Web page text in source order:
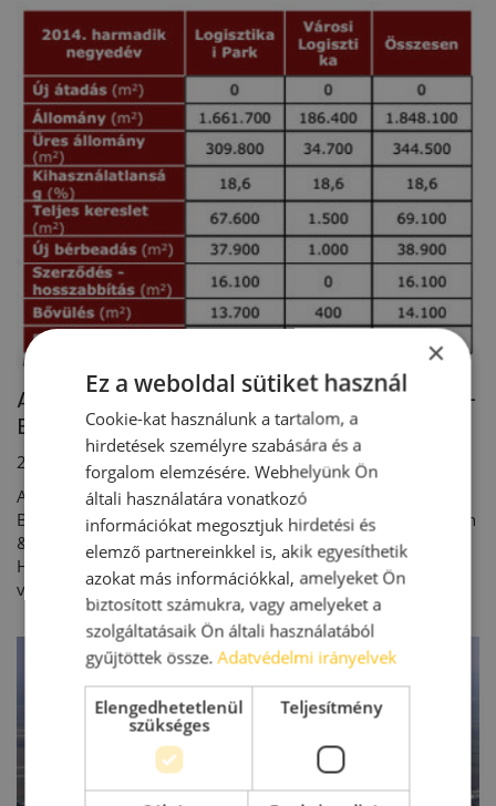
Az ipari ingatlan piac 2014 Q3 történései -
BIEF
2014. 10. 14.
A Budapesti Ingatlan Tanácsadók Egyeztető Fóruma (BIEF,
BRF) – melynek tagjai: CBRE, Colliers International, Cushman
& Wakefield, DTZ, Eston International, JLL és a Robertson
Hungary - ezúton teszi közzé 2014 harmadik negyedévére
vonatkozó ipari ingatlanpiaci adatait.
×
Ez a weboldal sütiket használ
Cookie-kat használunk a tartalom, a
hirdetések személyre szabására és a
forgalom elemzésére. Webhelyünk Ön
általi használatára vonatkozó
információkat megosztjuk hirdetési és
elemző partnereinkkel is, akik egyesíthetik
azokat más információkkal, amelyeket Ön
biztosított számukra, vagy amelyeket a
szolgáltatásaik Ön általi használatából
gyűjtöttek össze.Adatvédelmi irányelvek
Elengedhetetlenül
szükséges
Teljesítmény